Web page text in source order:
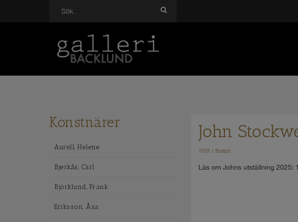
Konstnärer
Aurell, Helene
Bjerkås, Carl
Björklund, Frank
Eriksson, Åsa
John
1958 i Boston
Läs om Johns utställning 2025: